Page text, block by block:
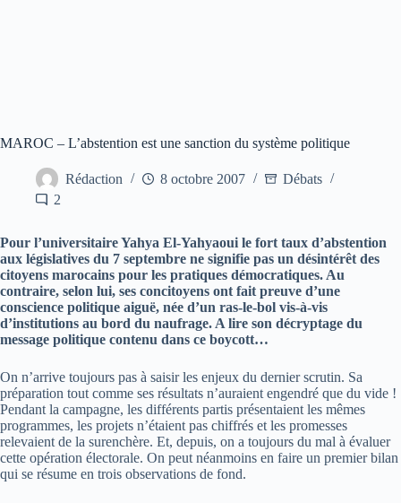
MAROC – L’abstention est une sanction du système politique
Rédaction 8 octobre 2007
Débats
2
Pour l’universitaire Yahya El-Yahyaoui le fort taux d’abstention
aux législatives du 7 septembre ne signifie pas un désintérêt des
citoyens marocains pour les pratiques démocratiques. Au
contraire, selon lui, ses concitoyens ont fait preuve d’une
conscience politique aiguë, née d’un ras-le-bol vis-à-vis
d’institutions au bord du naufrage. A lire son décryptage du
message politique contenu dans ce boycott…
On n’arrive toujours pas à saisir les enjeux du dernier scrutin. Sa
préparation tout comme ses résultats n’auraient engendré que du vide !
Pendant la campagne, les différents partis présentaient les mêmes
programmes, les projets n’étaient pas chiffrés et les promesses
relevaient de la surenchère. Et, depuis, on a toujours du mal à évaluer
cette opération électorale. On peut néanmoins en faire un premier bilan
qui se résume en trois observations de fond.